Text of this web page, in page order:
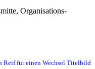
Organisations-